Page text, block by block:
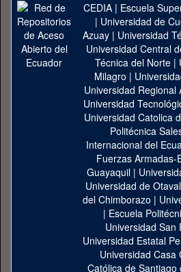
CEDIA| Escuela
| Universidad de
Azuay| Universidad
Universidad Central
Técnica del Norte |
Milagro |
Universidad Regional
Universidad
Universidad Catolica
Politécnica
Internacional del
Fuerzas Armadas-
Guayaquil|
Universidad de
del Chimborazo |
| Escuela
Universidad San
Universidad Estatal
Universidad Casa
Católica de Santiago